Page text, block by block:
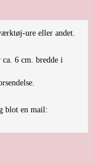
ure eller andet.
6 cm. bredde i
blot en mail: